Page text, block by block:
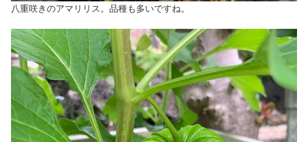
八重咲きのアマリリス。品種も多いですね。